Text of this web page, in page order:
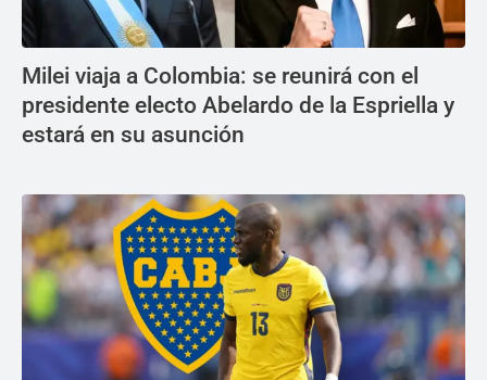
Milei viaja a Colombia: se reunirá con el
presidente electo Abelardo de la Espriella y
estará en su asunción